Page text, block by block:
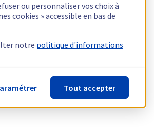
ou personnaliser vos choix à
cookies » accessible en bas de
notre politique d'informations
Tout accepter